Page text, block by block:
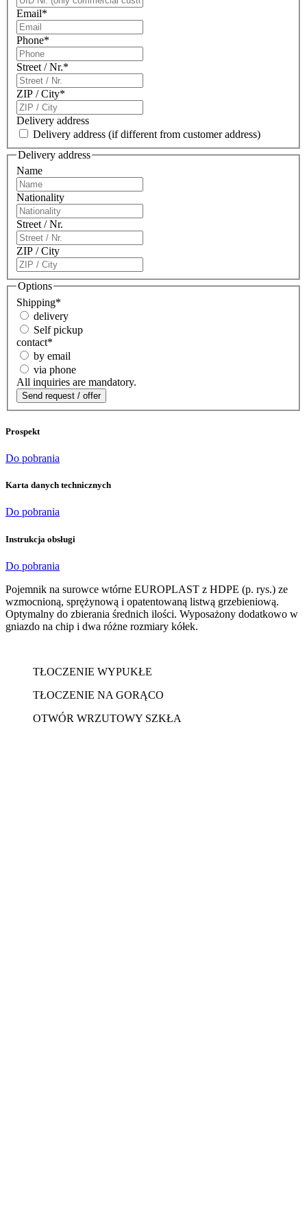
Email*
Phone*
Street / Nr.*
ZIP / City*
Delivery address
Delivery address (if different from customer address)
Delivery address
Name
Nationality
Street / Nr.
ZIP / City
Options
Shipping*
delivery
Self pickup
contact*
by email
via phone
All inquiries are mandatory.
Prospekt
Do pobrania
Karta danych technicznych
Do pobrania
Instrukcja obsługi
Do pobrania
Pojemnik na surowce wtórne EUROPLAST z HDPE (p. rys.) ze
wzmocnioną, sprężynową i opatentowaną listwą grzebieniową.
Optymalny do zbierania średnich ilości. Wyposażony dodatkowo w
gniazdo na chip i dwa różne rozmiary kółek.
TŁOCZENIE WYPUKŁE
TŁOCZENIE NA GORĄCO
OTWÓR WRZUTOWY SZKŁA